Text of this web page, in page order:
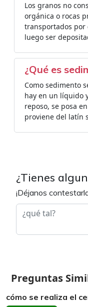
Los granos no
orgánica o rocas
transportados por
luego ser
¿Qué es
Como sedimento
hay en un líquido
reposo, se posa
proviene del latín
¿Tienes
¡Déjanos
Preguntas
cómo se realiza el